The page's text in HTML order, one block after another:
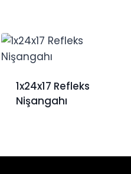
1x24x17 Refleks
Nişangahı